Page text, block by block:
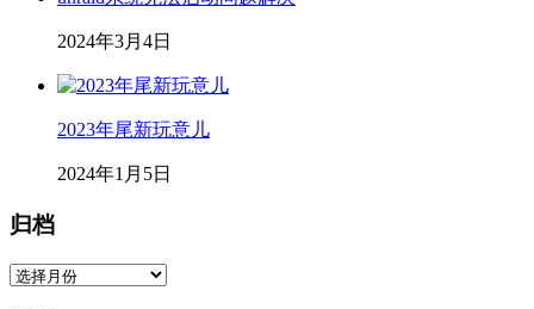
2024年3月4日
2023年尾新玩意儿
2024年1月5日
归档
归